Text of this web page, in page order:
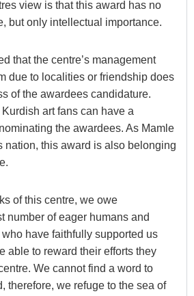
view is that this award has no
but only intellectual importance.
that the centre’s management
due to localities or friendship does
of the awardees candidature.
art fans can have a
the awardees. As Mamle
nation, this award is also belonging
of this centre, we owe
number of eager humans and
have faithfully supported us
able to reward their efforts they
We cannot find a word to
therefore, we refuge to the sea of